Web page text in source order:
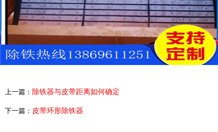
上一篇： 除铁器与皮带距离如何确定
下一篇： 皮带环形除铁器